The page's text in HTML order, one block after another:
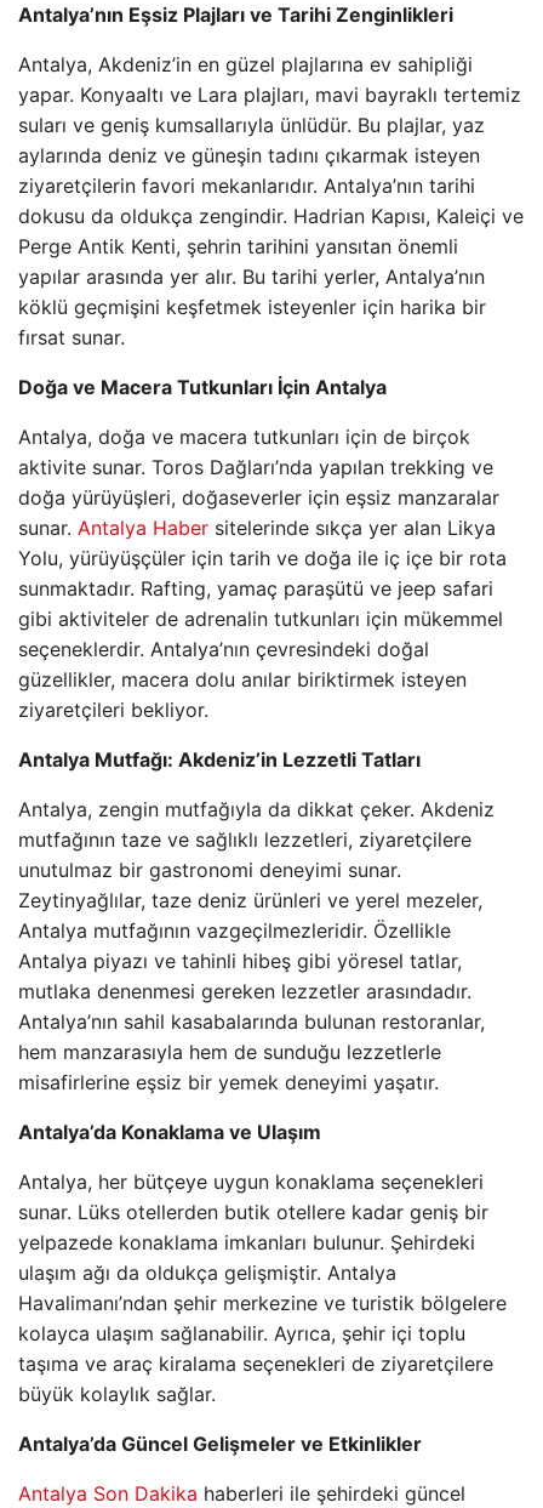
Antalya’nın Eşsiz Plajları ve Tarihi Zenginlikleri
Antalya, Akdeniz’in en güzel plajlarına ev sahipliği
yapar. Konyaaltı ve Lara plajları, mavi bayraklı tertemiz
suları ve geniş kumsallarıyla ünlüdür. Bu plajlar, yaz
aylarında deniz ve güneşin tadını çıkarmak isteyen
ziyaretçilerin favori mekanlarıdır. Antalya’nın tarihi
dokusu da oldukça zengindir. Hadrian Kapısı, Kaleiçi ve
Perge Antik Kenti, şehrin tarihini yansıtan önemli
yapılar arasında yer alır. Bu tarihi yerler, Antalya’nın
köklü geçmişini keşfetmek isteyenler için harika bir
fırsat sunar.
Doğa ve Macera Tutkunları İçin Antalya
Antalya, doğa ve macera tutkunları için de birçok
aktivite sunar. Toros Dağları’nda yapılan trekking ve
doğa yürüyüşleri, doğaseverler için eşsiz manzaralar
sunar. Antalya Haber sitelerinde sıkça yer alan Likya
Yolu, yürüyüşçüler için tarih ve doğa ile iç içe bir rota
sunmaktadır. Rafting, yamaç paraşütü ve jeep safari
gibi aktiviteler de adrenalin tutkunları için mükemmel
seçeneklerdir. Antalya’nın çevresindeki doğal
güzellikler, macera dolu anılar biriktirmek isteyen
ziyaretçileri bekliyor.
Antalya Mutfağı: Akdeniz’in Lezzetli Tatları
Antalya, zengin mutfağıyla da dikkat çeker. Akdeniz
mutfağının taze ve sağlıklı lezzetleri, ziyaretçilere
unutulmaz bir gastronomi deneyimi sunar.
Zeytinyağlılar, taze deniz ürünleri ve yerel mezeler,
Antalya mutfağının vazgeçilmezleridir. Özellikle
Antalya piyazı ve tahinli hibeş gibi yöresel tatlar,
mutlaka denenmesi gereken lezzetler arasındadır.
Antalya’nın sahil kasabalarında bulunan restoranlar,
hem manzarasıyla hem de sunduğu lezzetlerle
misafirlerine eşsiz bir yemek deneyimi yaşatır.
Antalya’da Konaklama ve Ulaşım
Antalya, her bütçeye uygun konaklama seçenekleri
sunar. Lüks otellerden butik otellere kadar geniş bir
yelpazede konaklama imkanları bulunur. Şehirdeki
ulaşım ağı da oldukça gelişmiştir. Antalya
Havalimanı’ndan şehir merkezine ve turistik bölgelere
kolayca ulaşım sağlanabilir. Ayrıca, şehir içi toplu
taşıma ve araç kiralama seçenekleri de ziyaretçilere
büyük kolaylık sağlar.
Antalya’da Güncel Gelişmeler ve Etkinlikler
Antalya Son Dakika haberleri ile şehirdeki güncel